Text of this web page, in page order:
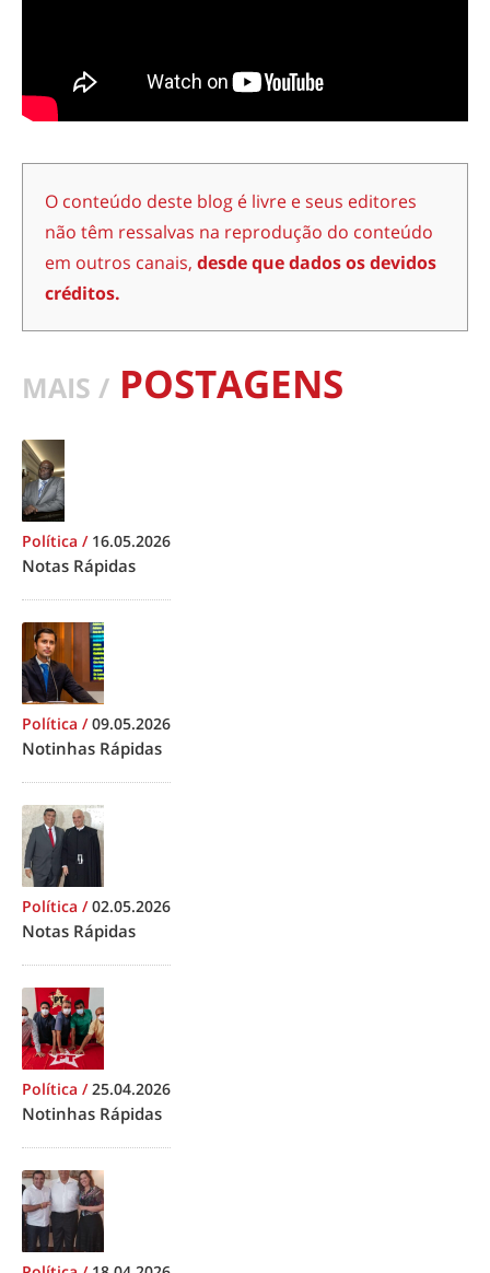
O conteúdo deste blog é livre e seus editores
não têm ressalvas na reprodução do conteúdo
em outros canais, desde que dados os devidos
créditos.
MAIS / POSTAGENS
Política / 16.05.2026
Notas Rápidas
Política /09.05.2026
Notinhas Rápidas
Política /02.05.2026
Notas Rápidas
Política /25.04.2026
Notinhas Rápidas